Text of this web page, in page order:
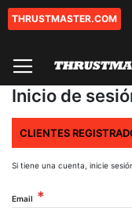
THRUSTMASTER.COM
Inicio de
CLIENTES
Si tiene una cuenta, inicie
Email